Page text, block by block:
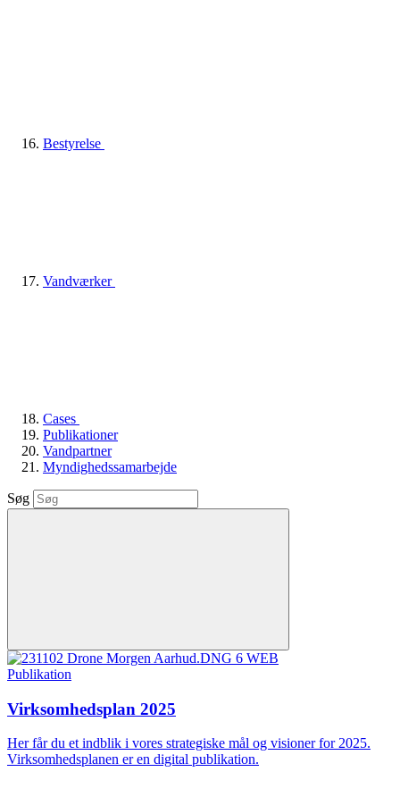
Bestyrelse
Vandværker
Cases
Publikationer
Vandpartner
Myndighedssamarbejde
Søg
Publikation
Virksomhedsplan 2025
Her får du et indblik i vores strategiske mål og visioner for 2025.
Virksomhedsplanen er en digital publikation.